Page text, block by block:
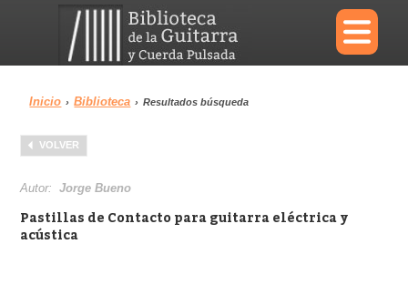
×
Menu
Biblioteca
Inicio › Biblioteca › Resultados búsqueda
VOLVER
Autor:Jorge Bueno
Pastillas de Contacto para guitarra eléctrica y
acústica